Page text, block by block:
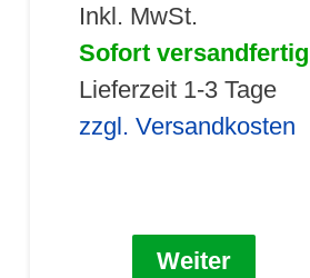
Inkl. MwSt.
Sofort versandfertig
Lieferzeit 1-3 Tage
zzgl. Versandkosten
Weiter